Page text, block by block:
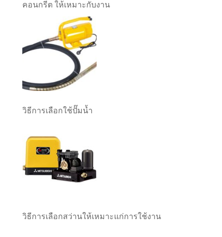
คอนกรีต ให้เหมาะกับงาน
วิธีการเลือกใช้ปั๊มน้ำ
วิธีการเลือกสว่านให้เหมาะแก่การใช้งาน